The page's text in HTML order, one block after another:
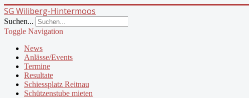
SG Wiliberg-Hintermoos
Suchen...
Toggle Navigation
News
Anlässe/Events
Termine
Resultate
Schiessplatz Reitnau
Schützenstube mieten